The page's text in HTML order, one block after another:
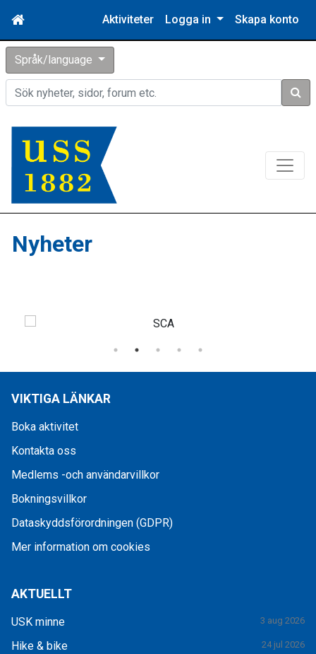
Aktiviteter Logga in Skapa konto
Språk/language
Sök
Nyheter
VIKTIGA LÄNKAR
Boka aktivitet
Kontakta oss
Medlems -och användarvillkor
Bokningsvillkor
Dataskyddsförordningen (GDPR)
Mer information om cookies
AKTUELLT
USK minne 3 aug 2026
Hike & bike 24 jul 2026